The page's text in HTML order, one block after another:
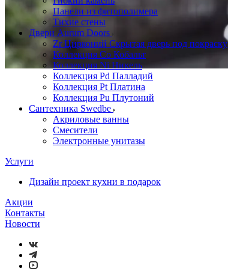
Панели из фитополимера
Тихие стены
Двери Aurum Doors
Zr Цирконий Скрытая дверь под покраску
Коллекция Co Кобальт
Коллекция Ni Никель
Коллекция Pd Палладий
Коллекция Pt Платина
Коллекция Pu Плутоний
Сантехника Swedbe
Акриловые ванны
Смесители
Электронные унитазы
Услуги
Дизайн проект кухни в подарок
Акции
Контакты
Новости